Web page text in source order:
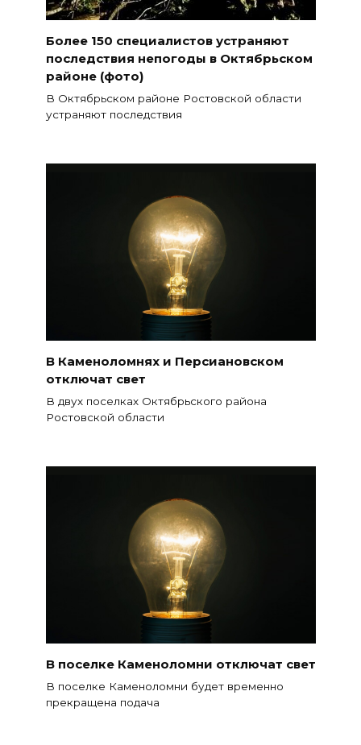
Более 150 специалистов устраняют
последствия непогоды в Октябрьском
районе (фото)
В Октябрьском районе Ростовской области
устраняют последствия
В Каменоломнях и Персиановском
отключат свет
В двух поселках Октябрьского района
Ростовской области
В поселке Каменоломни отключат свет
В поселке Каменоломни будет временно
прекращена подача